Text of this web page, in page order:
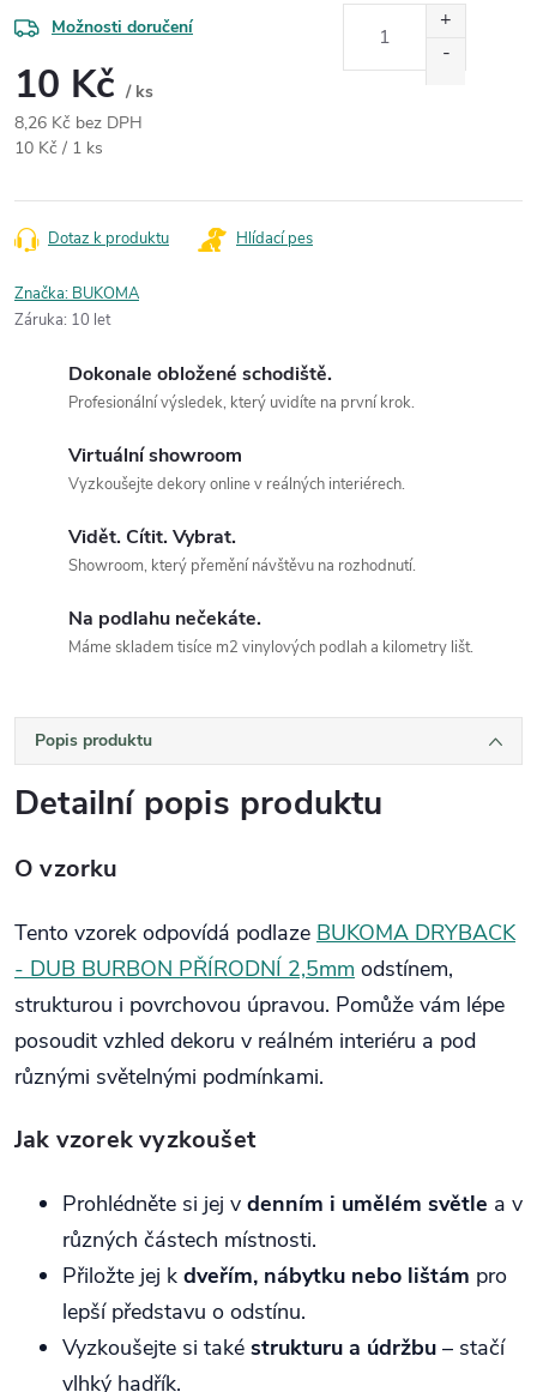
Možnosti doručení
10 Kč / ks
8,26 Kč bez DPH
Měrná cena:
10 Kč / 1 ks
Dotaz k produktu Hlídací pes
Značka: BUKOMA
Záruka: 10 let
Dokonale obložené schodiště.
Profesionální výsledek, který uvidíte na první krok.
Virtuální showroom
Vyzkoušejte dekory online v reálných interiérech.
Vidět. Cítit. Vybrat.
Showroom, který přemění návštěvu na rozhodnutí.
Na podlahu nečekáte.
Máme skladem tisíce m2 vinylových podlah a kilometry lišt.
Popis produktu
Detailní popis produktu
O vzorku
Tento vzorek odpovídá podlaze BUKOMA DRYBACK
- DUB BURBON PŘÍRODNÍ 2,5mm odstínem,
strukturou i povrchovou úpravou. Pomůže vám lépe
posoudit vzhled dekoru v reálném interiéru a pod
různými světelnými podmínkami.
Jak vzorek vyzkoušet
Prohlédněte si jej v denním i umělém světle a v
různých částech místnosti.
Přiložte jej k dveřím, nábytku nebo lištám pro
lepší představu o odstínu.
Vyzkoušejte si také strukturu a údržbu – stačí
vlhký hadřík.